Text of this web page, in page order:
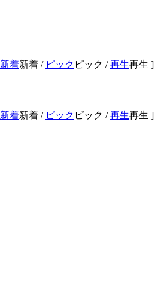
新着新着 / ピック ピック /再生再生 ]
新着新着 / ピック ピック /再生再生 ]